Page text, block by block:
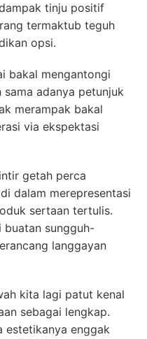
tinju positif
termaktub teguh
opsi.
bakal mengantongi
adanya petunjuk
merampak bakal
via ekspektasi
getah perca
dalam merepresentasi
sertaan tertulis.
buatan sungguh-
langgayan
kita lagi patut kenal
sebagai lengkap.
estetikanya enggak